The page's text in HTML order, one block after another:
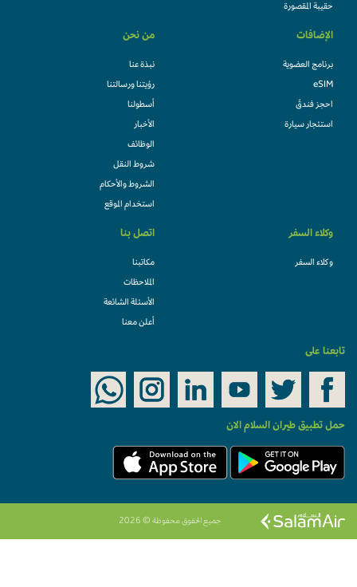
حقيبة المقصورة
الإضافات
برنامج العضوية
eSIM
احجز فندقً
استئجار سيارة
من نحن
نبذة عنا
رؤيتنا ورسالتنا
أسطولنا
الأخبار
الوظائف
شروط النقل
الشروط والأحكام
استخدام الموقع
وكلاء السفر
وكلاء السفر
اتصل بنا
مكاتبنا
الملاحظات
الأسئلة الشائعة
أعلن معنا
تابعنا على
حمل تطبيق طيران السلام الان
جميع الحقوق محفوظة © 2026